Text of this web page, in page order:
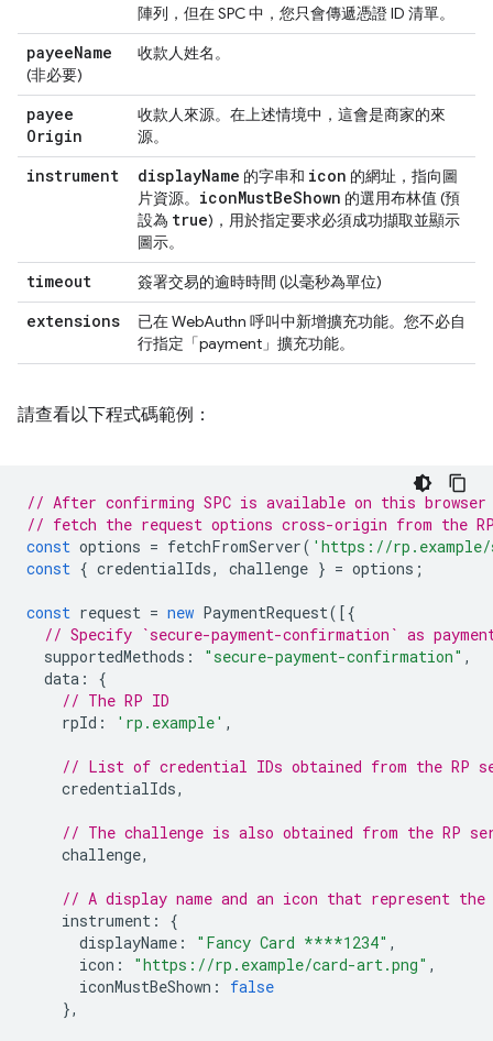
陣列，但在 SPC 中，您只會傳遞憑證 ID 清單。
payeeName
(非必要)
收款人姓名。
payee
Origin
收款人來源。在上述情境中，這會是商家的來
源。
instrument displayName 的字串和 icon 的網址，指向圖
片資源。 iconMustBeShown 的選用布林值 (預
設為 true)，用於指定要求必須成功擷取並顯示
圖示。
timeout 簽署交易的逾時時間 (以毫秒為單位)
extensions
已在 WebAuthn 呼叫中新增擴充功能。您不必自
行指定「payment」擴充功能。
請查看以下程式碼範例：
// After confirming SPC is available on this
// fetch the request options cross-origin from the
const options = fetchFromServer( 'https://rp.example/
const { credentialIds, challenge } = options ;
const request = new PaymentRequest([{
// Specify `secure-payment-confirmation` as
supportedMethods : "secure-payment-confirmation" ,
data :
{
// The RP ID
rpId : 'rp.example' ,
// List of credential IDs obtained from the RP
credentialIds,
// The challenge is also obtained from the RP
challenge,
// A display name and an icon that represent the
instrument :
{
displayName : "Fancy Card ****1234" ,
icon : "https://rp.example/card-art.png" ,
iconMustBeShown :
false
},